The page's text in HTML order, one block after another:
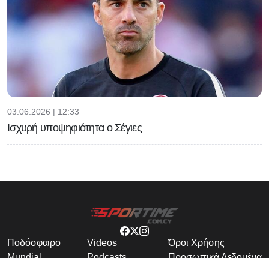
03.06.2026 | 12:33
Ισχυρή υποψηφιότητα ο Σέγιες
Ποδόσφαιρο
Videos
Όροι Χρήσης